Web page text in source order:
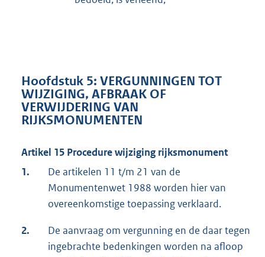
Hoofdstuk 5: VERGUNNINGEN TOT
WIJZIGING, AFBRAAK OF
VERWIJDERING VAN
RIJKSMONUMENTEN
Artikel 15 Procedure wijziging rijksmonument
1.
De artikelen 11 t/m 21 van de
Monumentenwet 1988 worden hier van
overeenkomstige toepassing verklaard.
2.
De aanvraag om vergunning en de daar tegen
ingebrachte bedenkingen worden na afloop